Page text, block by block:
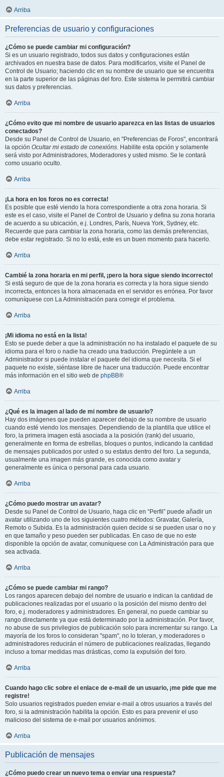
Arriba
Preferencias de usuario y configuraciones
¿Cómo se puede cambiar mi configuración?
Si es un usuario registrado, todos sus datos y configuraciones están
archivados en nuestra base de datos. Para modificarlos, visite el Panel de
Control de Usuario; haciendo clic en su nombre de usuario que se encuentra
en la parte superior de las páginas del foro. Este sistema le permitirá cambiar
sus datos y preferencias.
Arriba
¿Cómo evito que mi nombre de usuario aparezca en las listas de usuarios
conectados?
Desde su Panel de Control de Usuario, en "Preferencias de Foros", encontrará
la opción Ocultar mi estado de conexións. Habilite esta opción y solamente
será visto por Administradores, Moderadores y usted mismo. Se le contará
como usuario oculto.
Arriba
¡La hora en los foros no es correcta!
Es posible que esté viendo la hora correspondiente a otra zona horaria. Si
este es el caso, visite el Panel de Control de Usuario y defina su zona horaria
de acuerdo a su ubicación, e.j. Londres, París, Nueva York, Sydney, etc.
Recuerde que para cambiar la zona horaria, como las demás preferencias,
debe estar registrado. Si no lo está, este es un buen momento para hacerlo.
Arriba
Cambié la zona horaria en mi perfil, ¡pero la hora sigue siendo incorrecto!
Si está seguro de que de la zona horaria es correcta y la hora sigue siendo
incorrecta, entonces la hora almacenada en el servidor es errónea. Por favor
comuníquese con La Administración para corregir el problema.
Arriba
¡Mi idioma no está en la lista!
Esto se puede deber a que la administración no ha instalado el paquete de su
idioma para el foro o nadie ha creado una traducción. Pregúntele a un
Administrador si puede instalar el paquete del idioma que necesita. Si el
paquete no existe, siéntase libre de hacer una traducción. Puede encontrar
más información en el sitio web de phpBB®
Arriba
¿Qué es la imagen al lado de mi nombre de usuario?
Hay dos imágenes que pueden aparecer debajo de su nombre de usuario
cuando esté viendo los mensajes. Dependiendo de la plantilla que utilice el
foro, la primera imagen está asociada a la posición (rank) del usuario,
generalmente en forma de estrellas, bloques o puntos, indicando la cantidad
de mensajes publicados por usted o su estatus dentro del foro. La segunda,
usualmente una imagen más grande, es conocida como avatar y
generalmente es única o personal para cada usuario.
Arriba
¿Cómo puedo mostrar un avatar?
Desde su Panel de Control de Usuario, haga clic en “Perfil” puede añadir un
avatar utilizando uno de los siguientes cuatro métodos: Gravatar, Galería,
Remoto o Subida. Es la administración quien decide si se pueden usar o no y
en que tamaño y peso pueden ser publicadas. En caso de que no este
disponible la opción de avatar, comuníquese con La Administración para que
sea activada.
Arriba
¿Cómo se puede cambiar mi rango?
Los rangos aparecen debajo del nombre de usuario e indican la cantidad de
publicaciones realizadas por el usuario o la posición del mismo dentro del
foro, e.j. moderadores y administradores. En general, no puede cambiar su
rango directamente ya que está determinado por la administración. Por favor,
no abuse de sus privilegios de publicación solo para incrementar su rango. La
mayoría de los foros lo consideran "spam", no lo toleran, y moderadores o
administradores reducirán el número de publicaciones realizadas, llegando
incluso a tomar medidas mas drásticas, como la expulsión del foro.
Arriba
Cuando hago clic sobre el enlace de e-mail de un usuario, ¡me pide que me
registre!
Solo usuarios registrados pueden enviar e-mail a otros usuarios a través del
foro, si la administración habilita la opción. Esto es para prevenir el uso
malicioso del sistema de e-mail por usuarios anónimos.
Arriba
Publicación de mensajes
¿Cómo puedo crear un nuevo tema o enviar una respuesta?